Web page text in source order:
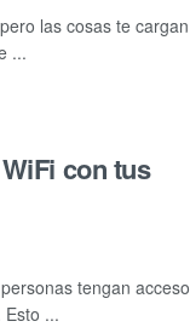
las cosas te cargan
...
con tus
tengan acceso
...